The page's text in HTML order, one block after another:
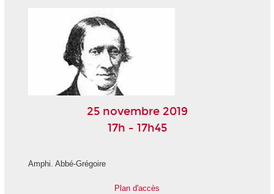
25 novembre 2019
17h - 17h45
Amphi. Abbé-Grégoire
Plan d'accès